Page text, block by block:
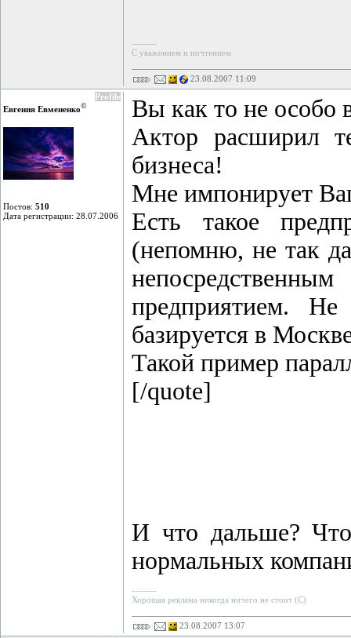
--------
С уважением и почтением
23.08.2007 11:09
Profile
Евгения Евмененко©
Постов: 510
Дата регистрации: 28.07.2006
Вы как то не особо
Актор расширил
бизнеса!
Мне импонирует
Есть такое
(непомню, не так
предприятием.
базируется в
Такой пример
[/quote]
И что дальше?
нормальных
--------
Хорошая реклама никогда ничего не стоит (С)
23.08.2007 13:07